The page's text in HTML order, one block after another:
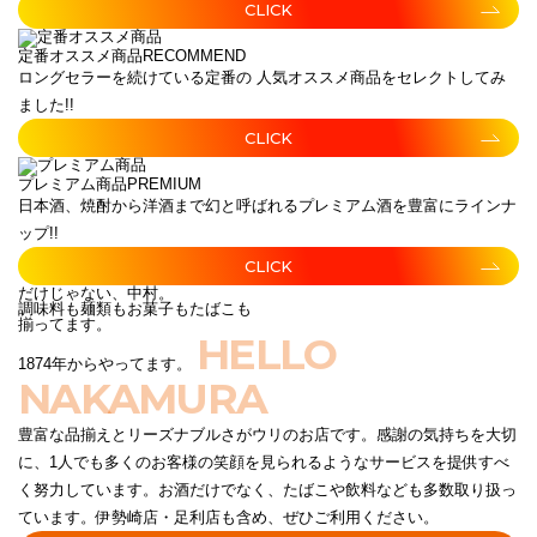
CLICK
定番オススメ商品 RECOMMEND
ロングセラーを続けている定番の 人気オススメ商品をセレクトしてみ
ました!!
CLICK
プレミアム商品 PREMIUM
日本酒、焼酎から洋酒まで幻と呼ばれるプレミアム酒を豊富にラインナ
ップ!!
CLICK
だけじゃない、中村。
調味料も麺類もお菓子もたばこも
揃ってます。
1874年からやってます。
HELLO
NAKAMURA
豊富な品揃えとリーズナブルさがウリのお店です。感謝の気持ちを大切
に、1人でも多くのお客様の笑顔を見られるようなサービスを提供すべ
く努力しています。お酒だけでなく、たばこや飲料なども多数取り扱っ
ています。伊勢崎店・足利店も含め、ぜひご利用ください。